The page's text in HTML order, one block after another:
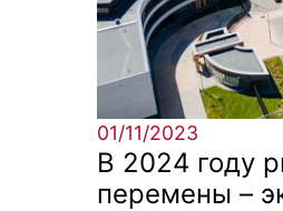
01/11/2023
В 2024 году
перемены –